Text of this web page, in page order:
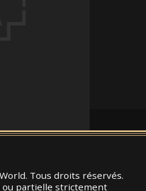
Tous droits réservés.
ou partielle strictement